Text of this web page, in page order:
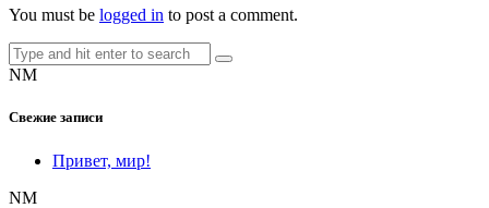
You must be logged in to post a comment.
NM
Свежие записи
Привет, мир!
NM